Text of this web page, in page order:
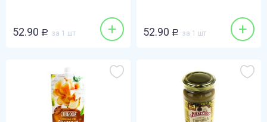
52.90 Р за 1 шт + 52.90 Р за 1 шт +